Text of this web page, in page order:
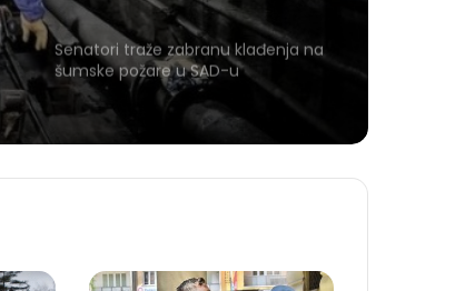
Senatori traže zabranu klađenja na
šumske požare u SAD-u